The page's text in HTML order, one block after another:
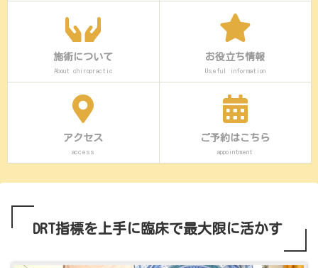
施術について
About chiropractic
お役立ち情報
Useful information
アクセス
access
ご予約はこちら
appointment
DRT指標を上手に臨床で最大限に活かす